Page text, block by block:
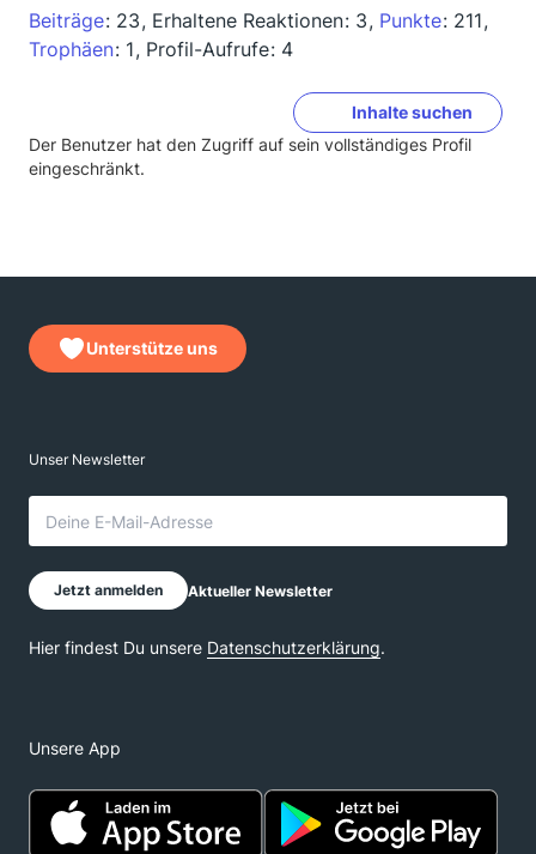
Beiträge 23 Erhaltene Reaktionen 3 Punkte 211
Trophäen 1 Profil-Aufrufe 4
Inhalte suchen
Der Benutzer hat den Zugriff auf sein vollständiges Profil
eingeschränkt.
Unterstütze uns
Unsere App